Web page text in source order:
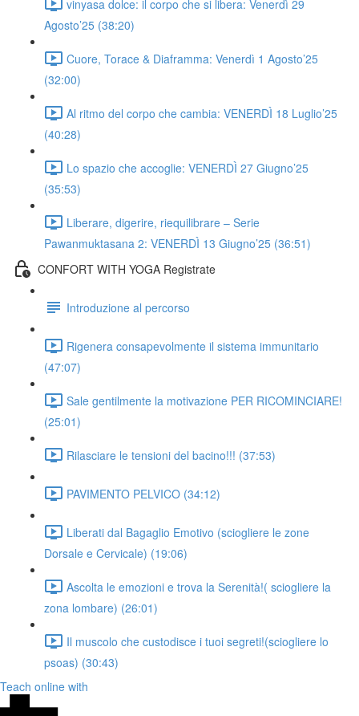
vinyasa dolce: il corpo che si libera: Venerdì 29
Agosto’25 (38:20)
Cuore, Torace & Diaframma: Venerdì 1 Agosto’25
(32:00)
Al ritmo del corpo che cambia: VENERDÌ 18 Luglio’25
(40:28)
Lo spazio che accoglie: VENERDÌ 27 Giugno’25
(35:53)
Liberare, digerire, riequilibrare – Serie
Pawanmuktasana 2: VENERDÌ 13 Giugno’25 (36:51)
CONFORT WITH YOGA Registrate
Introduzione al percorso
Rigenera consapevolmente il sistema immunitario
(47:07)
Sale gentilmente la motivazione PER RICOMINCIARE!
(25:01)
Rilasciare le tensioni del bacino!!! (37:53)
PAVIMENTO PELVICO (34:12)
Liberati dal Bagaglio Emotivo (sciogliere le zone
Dorsale e Cervicale) (19:06)
Ascolta le emozioni e trova la Serenità!( sciogliere la
zona lombare) (26:01)
Il muscolo che custodisce i tuoi segreti!(sciogliere lo
psoas) (30:43)
Teach online with